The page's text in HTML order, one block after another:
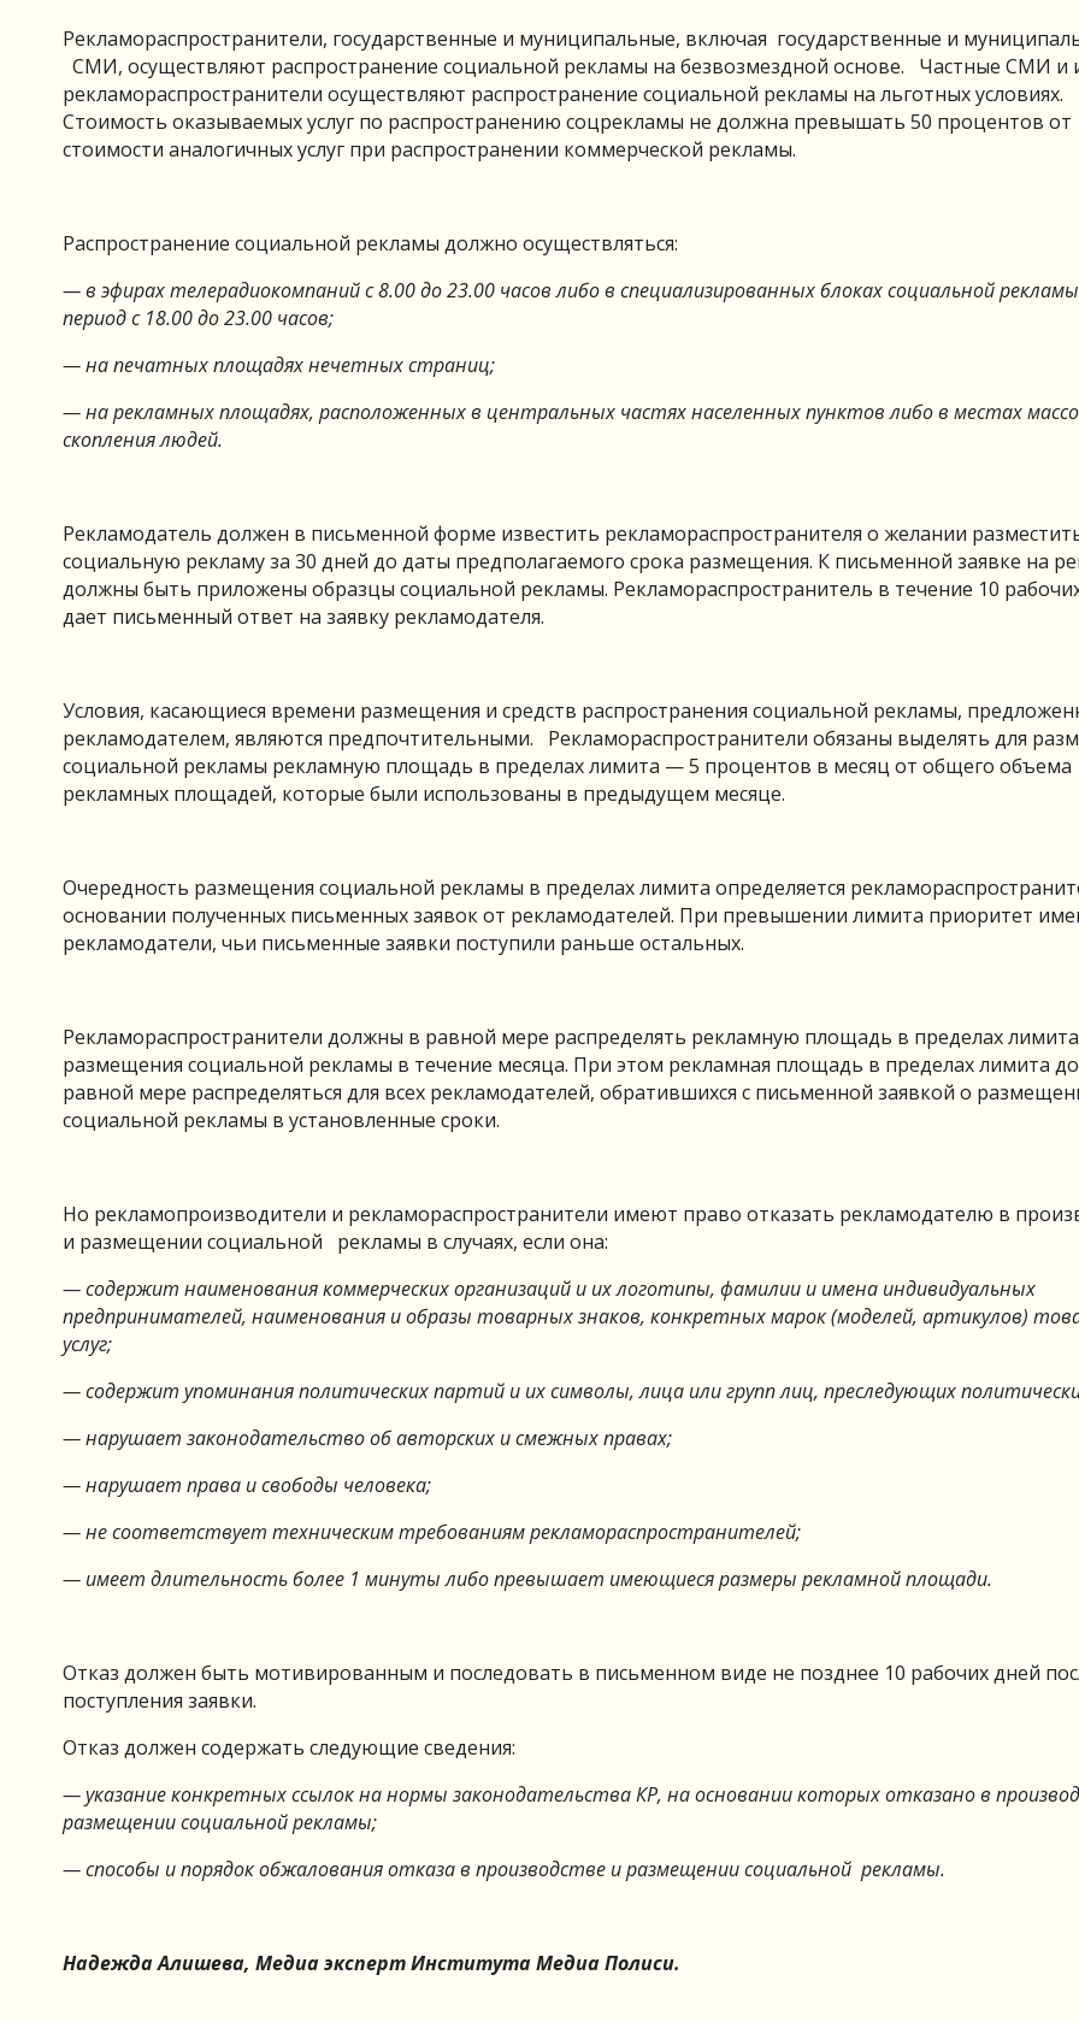
Рекламораспространители, государственные и муниципальные, включая государственные и
СМИ, осуществляют распространение социальной рекламы на безвозмездной основе. Частные СМИ и
рекламораспространители осуществляют распространение социальной рекламы на льготных условиях.
Стоимость оказываемых услуг по распространению соцрекламы не должна превышать 50 процентов от
стоимости аналогичных услуг при распространении коммерческой рекламы.
Распространение социальной рекламы должно осуществляться:
— в эфирах телерадиокомпаний с 8.00 до 23.00 часов либо в специализированных блоках социальной
период с 18.00 до 23.00 часов;
— на печатных площадях нечетных страниц;
— на рекламных площадях, расположенных в центральных частях населенных пунктов либо в местах
скопления людей.
Рекламодатель должен в письменной форме известить рекламораспространителя о желании
социальную рекламу за 30 дней до даты предполагаемого срока размещения. К письменной заявке на
должны быть приложены образцы социальной рекламы. Рекламораспространитель в течение 10
дает письменный ответ на заявку рекламодателя.
Условия, касающиеся времени размещения и средств распространения социальной рекламы,
рекламодателем, являются предпочтительными. Рекламораспространители обязаны выделять для
социальной рекламы рекламную площадь в пределах лимита — 5 процентов в месяц от общего объема
рекламных площадей, которые были использованы в предыдущем месяце.
Очередность размещения социальной рекламы в пределах лимита определяется
основании полученных письменных заявок от рекламодателей. При превышении лимита приоритет
рекламодатели, чьи письменные заявки поступили раньше остальных.
Рекламораспространители должны в равной мере распределять рекламную площадь в пределах
размещения социальной рекламы в течение месяца. При этом рекламная площадь в пределах лимита
равной мере распределяться для всех рекламодателей, обратившихся с письменной заявкой о
социальной рекламы в установленные сроки.
Но рекламопроизводители и рекламораспространители имеют право отказать рекламодателю в
и размещении социальной рекламы в случаях, если она:
— содержит наименования коммерческих организаций и их логотипы, фамилии и имена индивидуальных
предпринимателей, наименования и образы товарных знаков, конкретных марок (моделей, артикулов)
услуг;
— содержит упоминания политических партий и их символы, лица или групп лиц, преследующих
— нарушает законодательство об авторских и смежных правах;
— нарушает права и свободы человека;
— не соответствует техническим требованиям рекламораспространителей;
— имеет длительность более 1 минуты либо превышает имеющиеся размеры рекламной площади.
Отказ должен быть мотивированным и последовать в письменном виде не позднее 10 рабочих дней
поступления заявки.
Отказ должен содержать следующие сведения:
— указание конкретных ссылок на нормы законодательства КР, на основании которых отказано в
размещении социальной рекламы;
— способы и порядок обжалования отказа в производстве и размещении социальной рекламы.
Надежда Алишева, Медиа эксперт Института Медиа Полиси.